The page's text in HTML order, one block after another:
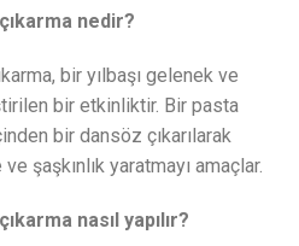
nedir?
bir yılbaşı gelenek ve
bir etkinliktir. Bir pasta
bir dansöz çıkarılarak
şaşkınlık yaratmayı amaçlar.
nasıl yapılır?